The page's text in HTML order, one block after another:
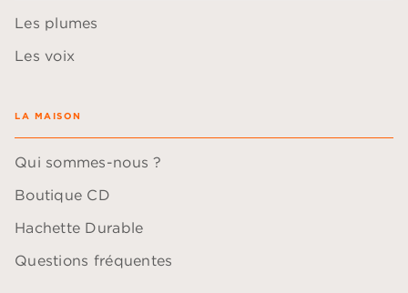
Les plumes
Les voix
LA MAISON
Qui sommes-nous ?
Boutique CD
Hachette Durable
Questions fréquentes